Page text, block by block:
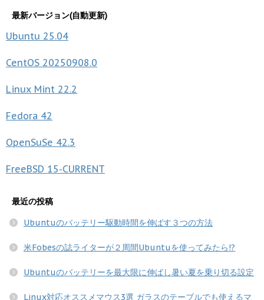
最新バージョン(自動更新)
Ubuntu 25.04
CentOS 20250908.0
Linux Mint 22.2
Fedora 42
OpenSuSe 42.3
FreeBSD 15-CURRENT
最近の投稿
Ubuntuのバッテリー駆動時間を伸ばす３つの方法
米Fobesの誌ライターが２周間Ubuntuを使ってみたら!?
Ubuntuのバッテリーを最大限に伸ばし暑い夏を乗り切る設定
Linux対応オススメマウス3選 ガラスのテーブルでも使えるマ